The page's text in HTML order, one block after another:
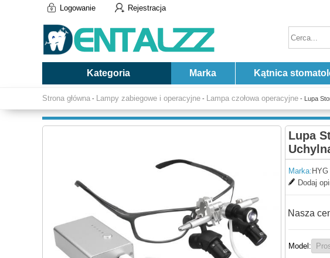
Logowanie Rejestracja
Kategoria Marka Kątnica
Strona główna - Lampy zabiegowe i operacyjne - Lampa czołowa operacyjne - Lupa
Lupa
Marka: HYG
Dodaj
Nasza
Model: